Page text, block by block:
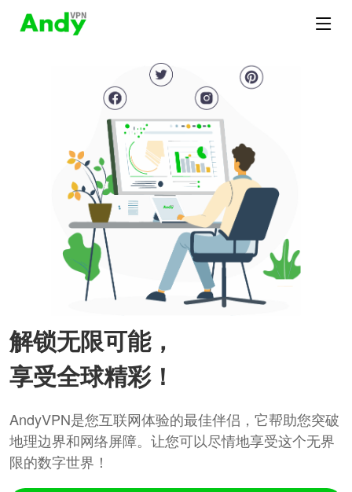
解锁无限可能，
享受全球精彩！
AndyVPN是您互联网体验的最佳伴侣，它帮助您突破
地理边界和网络屏障。让您可以尽情地享受这个无界
限的数字世界！